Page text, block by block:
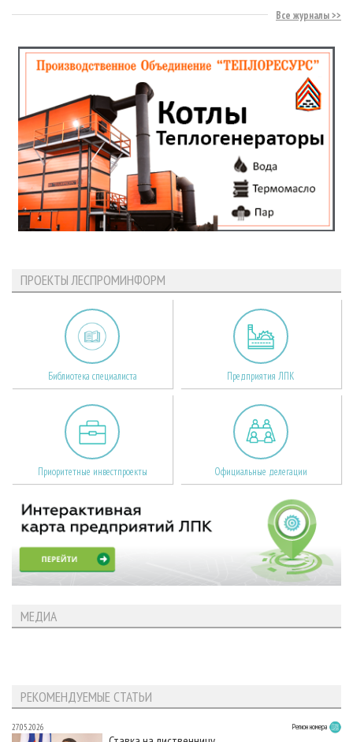
Все журналы
ПРОЕКТЫ ЛЕСПРОМИНФОРМ
Библиотека специалиста Предприятия ЛПК
Приоритетные инвестпроекты Официальные делегации
МЕДИА
РЕКОМЕНДУЕМЫЕ СТАТЬИ
27.05.2026 Регион номера